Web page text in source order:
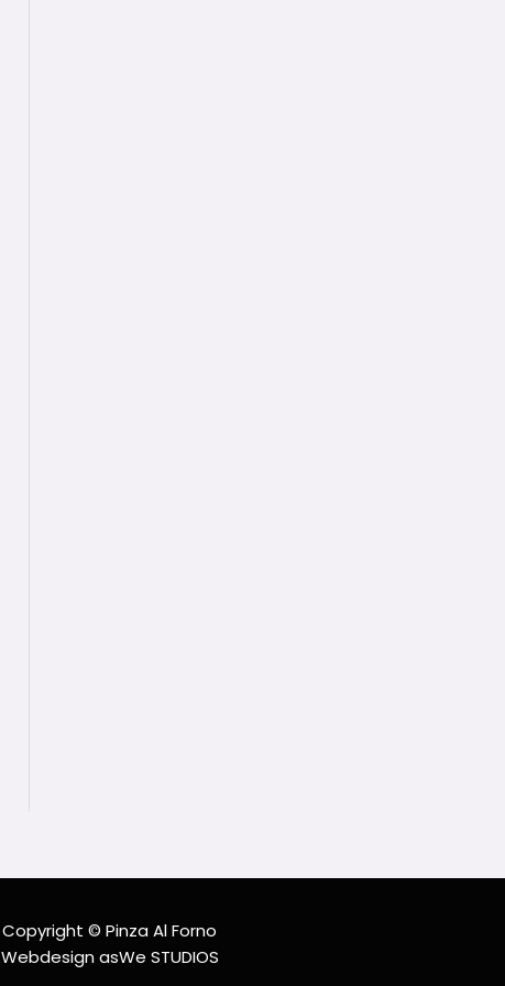
Copyright © Pinza Al Forno
Webdesign asWe STUDIOS